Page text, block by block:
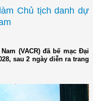
Chủ tịch danh dự
(VACR) đã bế mạc Đại
sau 2 ngày diễn ra trang